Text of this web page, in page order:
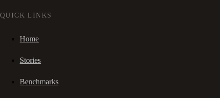
QUICK LINKS
Home
Stories
Benchmarks